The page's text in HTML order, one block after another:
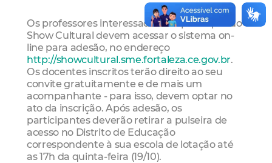
Os professores interessados em participar do
Show Cultural devem acessar o sistema on-
line para adesão, no endereço
http://showcultural.sme.fortaleza.ce.gov.br.
Os docentes inscritos terão direito ao seu
convite gratuitamente e de mais um
acompanhante - para isso, devem optar no
ato da inscrição. Após adesão, os
participantes deverão retirar a pulseira de
acesso no Distrito de Educação
correspondente à sua escola de lotação até
as 17h da quinta-feira (19/10).